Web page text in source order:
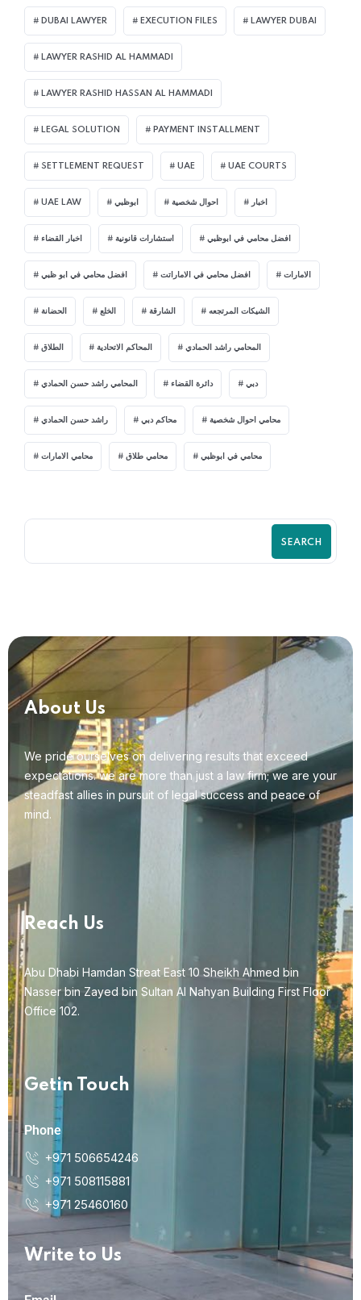
DUBAI LAWYER EXECUTION FILES LAWYER DUBAI
LAWYER RASHID AL HAMMADI
LAWYER RASHID HASSAN AL HAMMADI
LEGAL SOLUTION PAYMENT INSTALLMENT
SETTLEMENT REQUEST UAE UAE COURTS
UAE LAW ابوظبي احوال شخصية اخبار
اخبار القضاء استشارات قانونية افضل محامي في ابوظبي
افضل محامي في ابو ظبي افضل محامي في الاماراتت الامارات
الحضانة الخلع الشارقة الشيكات المرتجعه
الطلاق المحاكم الاتحادية المحامي راشد الحمادي
المحامي راشد حسن الحمادي دائرة القضاء دبي
راشد حسن الحمادي محاكم دبي محامي احوال شخصية
محامي الامارات محامي طلاق محامي في ابوظبي
SEARCH
About Us
We pride ourselves on delivering results that exceed
expectations. we are more than just a law firm; we are your
steadfast allies in pursuit of legal success and peace of
mind.
Reach Us
Abu Dhabi Hamdan Streat East 10 Sheikh Ahmed bin
Nasser bin Zayed bin Sultan Al Nahyan Building First Floor
Office 102.
Getin Touch
Phone
+971 506654246
+971 508115881
+971 25460160
Write to Us